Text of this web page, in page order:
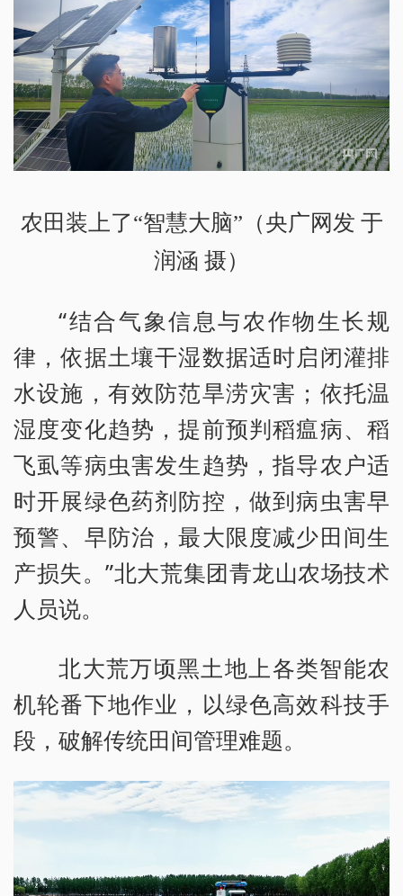
农田装上了“智慧大脑”（央广网发 于
润涵 摄）
“结合气象信息与农作物生长规
律，依据土壤干湿数据适时启闭灌排
水设施，有效防范旱涝灾害；依托温
湿度变化趋势，提前预判稻瘟病、稻
飞虱等病虫害发生趋势，指导农户适
时开展绿色药剂防控，做到病虫害早
预警、早防治，最大限度减少田间生
产损失。”北大荒集团青龙山农场技术
人员说。
北大荒万顷黑土地上各类智能农
机轮番下地作业，以绿色高效科技手
段，破解传统田间管理难题。